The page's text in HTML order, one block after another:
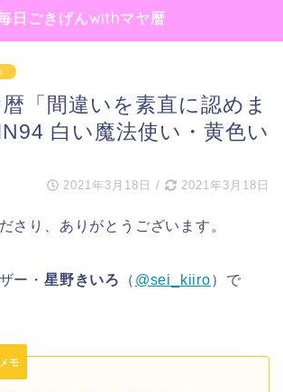
日ごきげんwithマヤ暦
「間違いを素直に認めま
白い魔法使い・黄色い
2021年3月18日 / 2021年3月18日
さり、ありがとうございます。
ー・ 星野きいろ （ @sei_kiiro）で
モ